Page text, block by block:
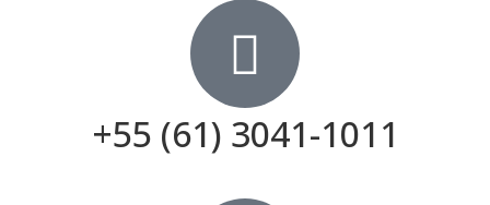
+55 (61) 3041-1011